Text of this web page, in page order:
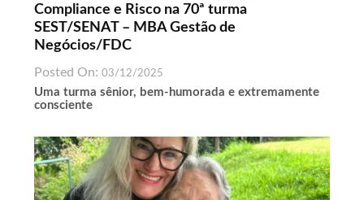
Compliance e Risco na 70ª turma
SEST/SENAT – MBA Gestão de
Negócios/FDC
Posted On: 03/12/2025
Uma turma sênior, bem-humorada e extremamente
consciente